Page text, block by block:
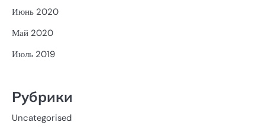
Июнь 2020
Май 2020
Июль 2019
Рубрики
Uncategorised